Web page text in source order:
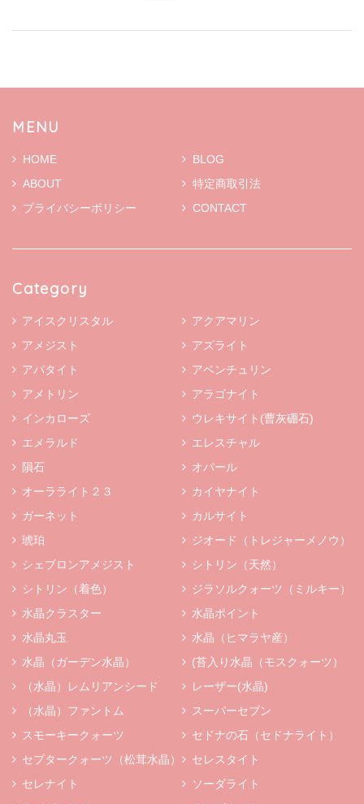
MENU
HOME
BLOG
ABOUT
特定商取引法
プライバシーポリシー
CONTACT
Category
アイスクリスタル
アクアマリン
アメジスト
アズライト
アパタイト
アベンチュリン
アメトリン
アラゴナイト
インカローズ
ウレキサイト(曹灰硼石)
エメラルド
エレスチャル
隕石
オパール
オーラライト２３
カイヤナイト
ガーネット
カルサイト
琥珀
ジオード（トレジャーメノウ）
シェブロンアメジスト
シトリン（天然）
シトリン（着色）
ジラソルクォーツ（ミルキー）
水晶クラスター
水晶ポイント
水晶丸玉
水晶（ヒマラヤ産）
水晶（ガーデン水晶）
(苔入り水晶（モスクォーツ）
（水晶）レムリアンシード
レーザー(水晶)
（水晶）ファントム
スーパーセブン
スモーキークォーツ
セドナの石（セドナライト）
セプタークォーツ（松茸水晶）
セレスタイト
セレナイト
ソーダライト